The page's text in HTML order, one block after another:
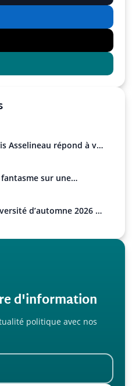
Asselineau répond à vos
sur une
d’automne 2026 de
d'information
politique avec nos